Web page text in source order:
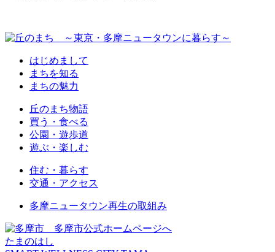
はじめまして
まちを知る
まちの魅力
丘のまち物語
買う・食べる
公園・遊歩道
遊ぶ・楽しむ
住む・暮らす
交通・アクセス
多摩ニュータウン再生の取組み
多摩市公式ホームページへ
たまのはし